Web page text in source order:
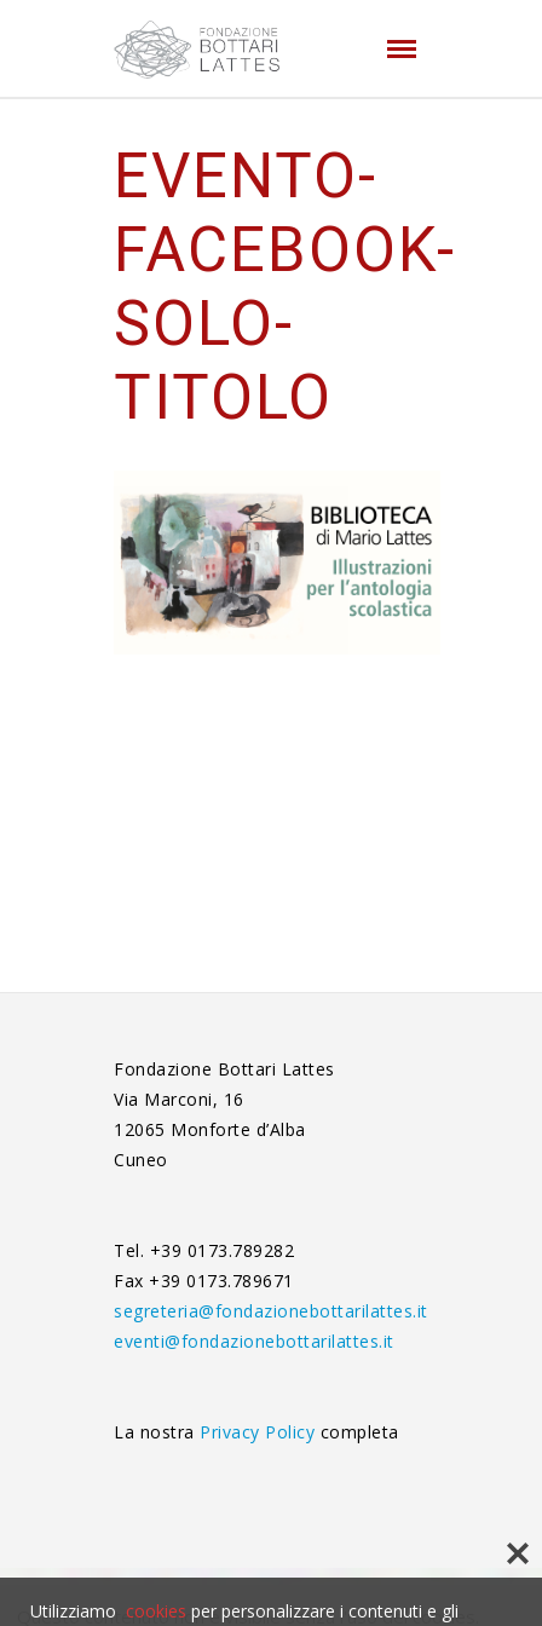
EVENTO-
FACEBOOK-
SOLO-
TITOLO
Fondazione Bottari Lattes
Via Marconi, 16
12065 Monforte d’Alba
Cuneo
Tel. +39 0173.789282
Fax +39 0173.789671
segreteria@fondazionebottarilattes.it
eventi@fondazionebottarilattes.it
La nostra Privacy Policy completa
Questo contenuto non è visibile senza l'uso dei cookies.
Utilizziamo cookies per personalizzare i contenuti e gli